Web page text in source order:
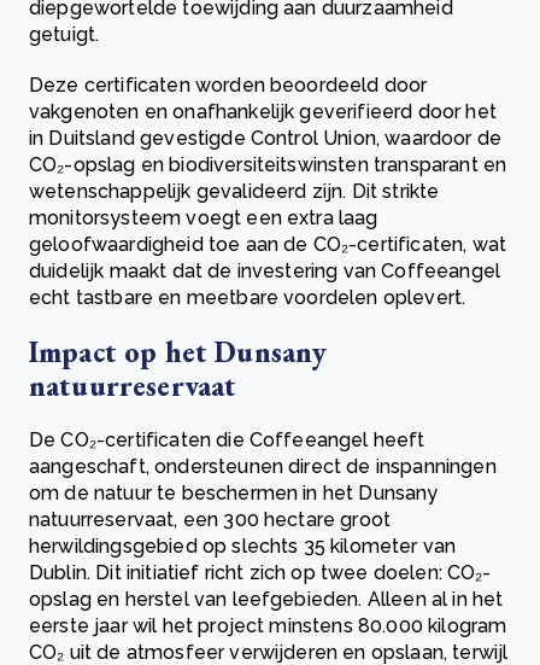
diepgewortelde toewijding aan duurzaamheid
getuigt.
Deze certificaten worden beoordeeld door
vakgenoten en onafhankelijk geverifieerd door het
in Duitsland gevestigde Control Union, waardoor de
CO₂-opslag en biodiversiteitswinsten transparant en
wetenschappelijk gevalideerd zijn. Dit strikte
monitorsysteem voegt een extra laag
geloofwaardigheid toe aan de CO₂-certificaten, wat
duidelijk maakt dat de investering van Coffeeangel
echt tastbare en meetbare voordelen oplevert.
Impact op het Dunsany
natuurreservaat
De CO₂-certificaten die Coffeeangel heeft
aangeschaft, ondersteunen direct de inspanningen
om de natuur te beschermen in het Dunsany
natuurreservaat, een 300 hectare groot
herwildingsgebied op slechts 35 kilometer van
Dublin. Dit initiatief richt zich op twee doelen: CO₂-
opslag en herstel van leefgebieden. Alleen al in het
eerste jaar wil het project minstens 80.000 kilogram
CO₂ uit de atmosfeer verwijderen en opslaan, terwijl